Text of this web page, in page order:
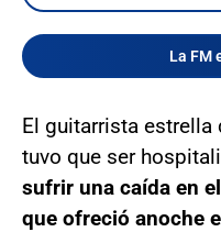
La FM
El guitarrista estrella
tuvo que ser
sufrir una caída en
que ofreció anoche